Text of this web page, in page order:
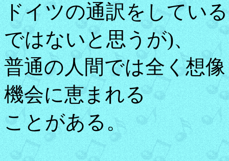
ドイツの通訳をしてい
ではないと思うが)、
普通の人間では全く想
機会に恵まれる
ことがある。